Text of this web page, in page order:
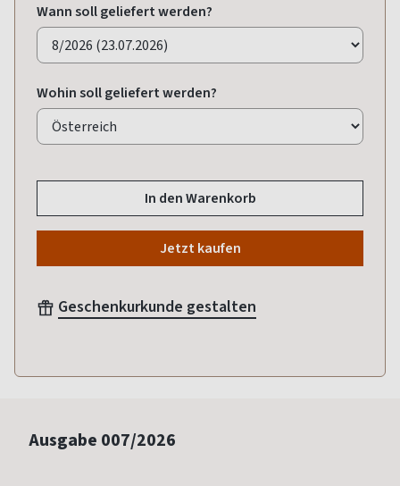
Wann soll geliefert werden?
Wohin soll geliefert werden?
In den Warenkorb
Jetzt kaufen
Geschenkurkunde gestalten
Ausgabe 007/2026